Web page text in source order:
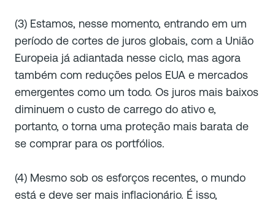
(3) Estamos, nesse momento, entrando em um
período de cortes de juros globais, com a União
Europeia já adiantada nesse ciclo, mas agora
também com reduções pelos EUA e mercados
emergentes como um todo. Os juros mais baixos
diminuem o custo de carrego do ativo e,
portanto, o torna uma proteção mais barata de
se comprar para os portfólios.
(4) Mesmo sob os esforços recentes, o mundo
está e deve ser mais inflacionário. É isso,